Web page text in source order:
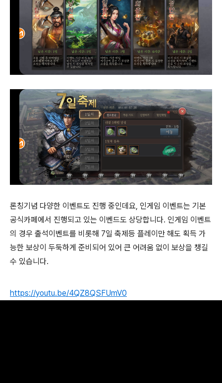
론칭기념 다양한 이벤트도 진행 중인데요, 인게임 이벤트는 기본
공식카페에서 진행되고 있는 이벤드도 상당합니다. 인게임 이벤트
의 경우 출석이벤트를 비롯해 7일 축제등 플레이만 해도 획득 가
능한 보상이 두둑하게 준비되어 있어 큰 어려움 없이 보상을 챙길
수 있습니다.
https://youtu.be/4QZ8QSFUmV0